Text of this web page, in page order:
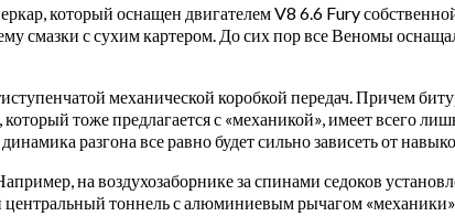
который оснащен двигателем V8 6.6 Fury
смазки с сухим картером. До сих пор все Веномы
механической коробкой передач. Причем
тоже предлагается с «механикой», имеет всего
разгона все равно будет сильно зависеть от
на воздухозаборнике за спинами седоков
тоннель с алюминиевым рычагом